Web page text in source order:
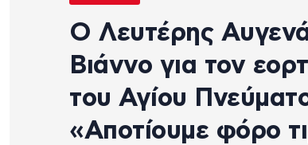
Ο Λευτέρης
Βιάννο για τον
του Αγίου
«Αποτίουμε φόρο